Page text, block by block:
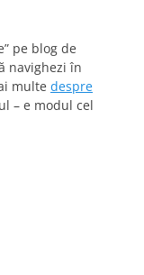
pe blog de
navighezi în
multe despre
– e modul cel